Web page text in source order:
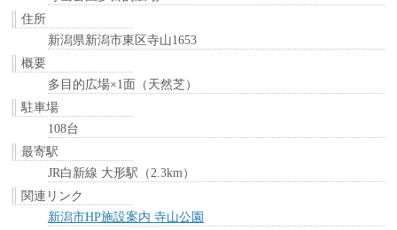
住所
新潟県新潟市東区寺山1653
概要
多目的広場×1面（天然芝）
駐車場
108台
最寄駅
JR白新線 大形駅（2.3km）
関連リンク
新潟市HP施設案内 寺山公園